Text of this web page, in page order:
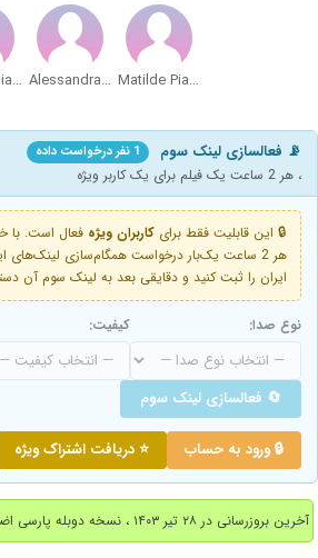
Matilde Piana
Alessandra Fallucchi
Fabiola Biancospino
📡 فعالسازی لینک سوم 1 نفر درخواست داده
، هر 2 ساعت یک فیلم برای یک کاربر ویژه
🔒 این قابلیت فقط برای کاربران ویژه فعال است. با
ایران را ثبت کنید و دقایقی بعد به لینک سوم آن
نوع صدا: کیفیت:
🔄 فعالسازی لینک سوم
🔒 ورود به حساب ⭐ دریافت اشتراک ویژه
آخرین بروزرسانی در ۲۸ تیر ۱۴۰۳ ، نسخه دوبله پارسی اضافه شد.